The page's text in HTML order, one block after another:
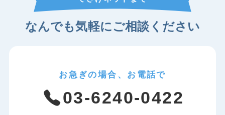
なんでも気軽にご相談ください
お急ぎの場合、お電話で
03-6240-0422